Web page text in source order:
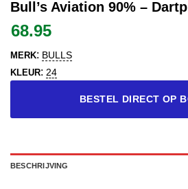
Bull’s Aviation 90% –
68.95
MERK: BULLS
KLEUR: 24
BESTEL DIRECT OP
BESCHRIJVING